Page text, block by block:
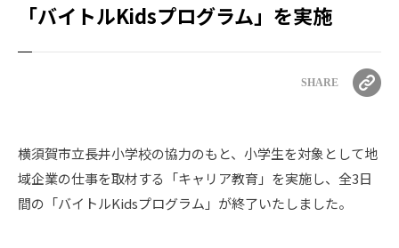
「バイトルKidsプログラム」を実施
SHARE
横須賀市立長井小学校の協力のもと、小学生を対象として地
域企業の仕事を取材する「キャリア教育」を実施し、全3日
間の「バイトルKidsプログラム」が終了いたしました。